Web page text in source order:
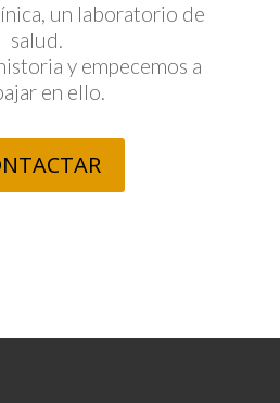
un laboratorio de
salud.
y empecemos a
en ello.